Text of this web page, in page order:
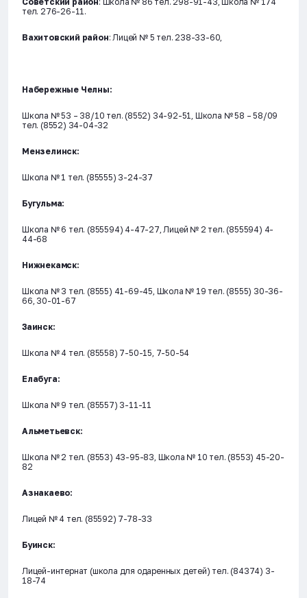
тел. 276-26-11.
Вахитовский район: Лицей № 5 тел. 238-33-60,
Набережные Челны:
Школа № 53 – 38/10 тел. (8552) 34-92-51, Школа № 58 – 58/09
тел. (8552) 34-04-32
Мензелинск:
Школа № 1 тел. (85555) 3-24-37
Бугульма:
Школа № 6 тел. (855594) 4-47-27, Лицей № 2 тел. (855594) 4-
44-68
Нижнекамск:
Школа № 3 тел. (8555) 41-69-45, Школа № 19 тел. (8555) 30-36-
66, 30-01-67
Заинск:
Школа № 4 тел. (85558) 7-50-15, 7-50-54
Елабуга:
Школа № 9 тел. (85557) 3-11-11
Альметьевск:
Школа № 2 тел. (8553) 43-95-83, Школа № 10 тел. (8553) 45-20-
82
Азнакаево:
Лицей № 4 тел. (85592) 7-78-33
Буинск:
Лицей-интернат (школа для одаренных детей) тел. (84374) 3-
18-74